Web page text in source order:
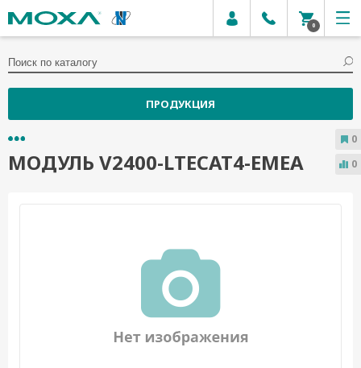
0
ПРОДУКЦИЯ
МОДУЛЬ V2400-LTECAT4-EMEA
0
0